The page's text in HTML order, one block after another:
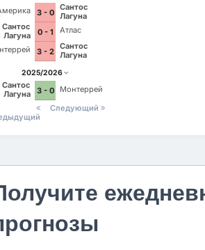
3 - 0
Сантос
Лагуна
Сантос
Лагуна
0 - 1
Атлас
3 - 2
Сантос
Лагуна
2025/2026
Сантос
Лагуна
3 - 0 Монтеррей
Следующий